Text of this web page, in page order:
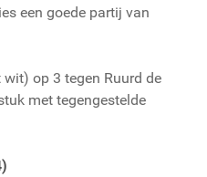
een goede partij van
wit) op 3 tegen Ruurd de
met tegengestelde